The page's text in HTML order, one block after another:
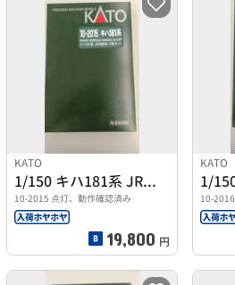
KATO
1/150 キハ181系 JR四国色 5両セット
10-2015 点灯、動作確認済み
19,800 円
KATO
10-2016